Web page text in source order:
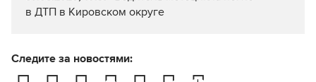
в ДТП в Кировском округе
Следите за новостями: